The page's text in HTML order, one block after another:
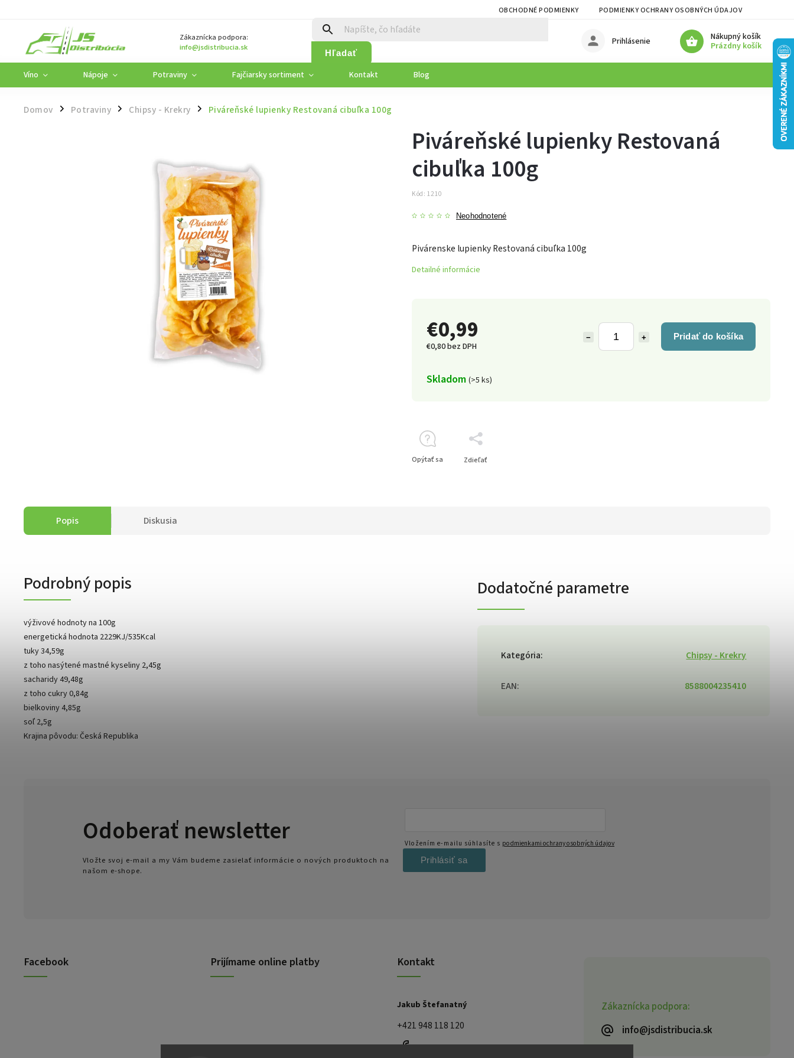
OBCHODNÉ PODMIENKY PODMIENKY OCHRANY OSOBNÝCH ÚDAJOV
Zákaznícka podpora:
info@jsdistribucia.sk
Hľadať
Nákupný košík
Prázdny košík
Prihlásenie
Víno Nápoje Potraviny Fajčiarsky sortiment Kontakt Blog
Domov / Potraviny / Chipsy - Krekry / Piváreňské lupienky Restovaná cibuľka 100g
€0,99
€0,80 bez DPH
+
− Pridať do košíka
Skladom (>5 ks)
Piváreňské lupienky Restovaná
cibuľka 100g
Kód: 1210
Neohodnotené
Pivárenske lupienky Restovaná cibuľka 100g
Detailné informácie
Opýtať sa Zdieľať
Popis Diskusia
Podrobný popis
výživové hodnoty na 100g
energetická hodnota 2229KJ/535Kcal
tuky 34,59g
z toho nasýtené mastné kyseliny 2,45g
sacharidy 49,48g
z toho cukry 0,84g
bielkoviny 4,85g
soľ 2,5g
Krajina pôvodu: Česká Republika
Dodatočné parametre
Kategória: Chipsy - Krekry
EAN: 8588004235410
Zákaznícka podpora:
info@jsdistribucia.sk
Facebook Prijímame online platby Kontakt
Jakub Štefanatný
+421 948 118 120
Odoberať newsletter
Vložte svoj e-mail a my Vám budeme zasielať informácie o nových produktoch na
našom e-shope.
Vložením e-mailu súhlasíte s podmienkami ochrany osobných údajov
Prihlásiť sa